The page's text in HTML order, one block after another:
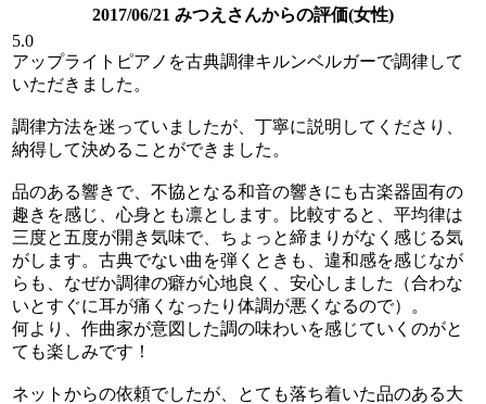
2017/06/21 みつえさんからの評価(女性)
5.0
アップライトピアノを古典調律キルンベルガーで調律して
いただきました。
調律方法を迷っていましたが、丁寧に説明してくださり、
納得して決めることができました。
品のある響きで、不協となる和音の響きにも古楽器固有の
趣きを感じ、心身とも凛とします。比較すると、平均律は
三度と五度が開き気味で、ちょっと締まりがなく感じる気
がします。古典でない曲を弾くときも、違和感を感じなが
らも、なぜか調律の癖が心地良く、安心しました（合わな
いとすぐに耳が痛くなったり体調が悪くなるので）。
何より、作曲家が意図した調の味わいを感じていくのがと
ても楽しみです！
ネットからの依頼でしたが、とても落ち着いた品のある大